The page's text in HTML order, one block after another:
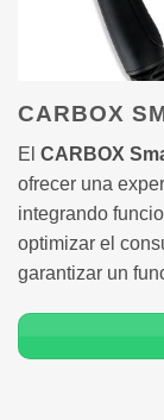
CARBOX
El CARBOX
ofrecer una
integrando
optimizar el
garantizar un